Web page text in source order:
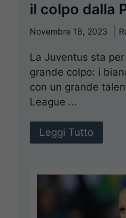
il colpo dalla
Novembre 18, 2023
La Juventus sta
grande colpo: i
con un grande
League ...
Leggi Tutto